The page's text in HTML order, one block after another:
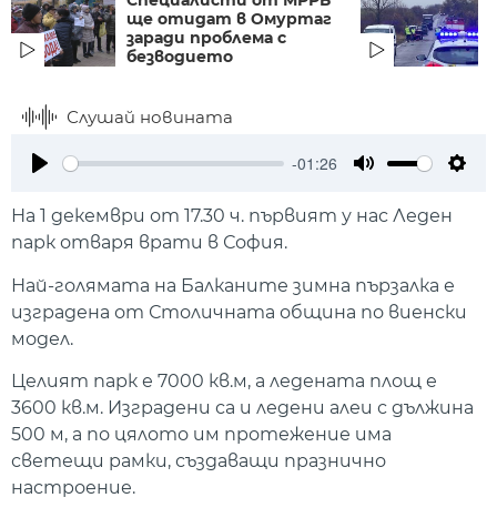
ще отидат в Омуртаг
заради проблема с
безводието
Слушай новината
-01:26
На 1 декември от 17.30 ч. първият у нас Леден
парк отваря врати в София.
Най-голямата на Балканите зимна пързалка е
изградена от Столичната община по виенски
модел.
Целият парк е 7000 кв.м, а ледената площ е
3600 кв.м. Изградени са и ледени алеи с дължина
500 м, а по цялото им протежение има
светещи рамки, създаващи празнично
настроение.